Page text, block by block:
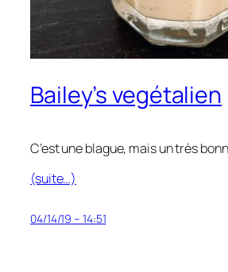
Bailey’s vegétalien
C’est une blague, mais un très
(suite…)
04/14/19 – 14:51